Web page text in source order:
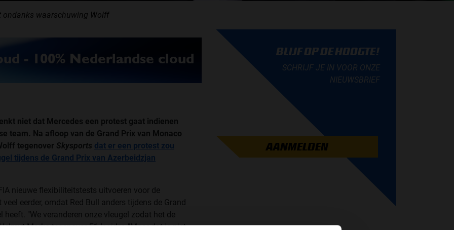
ondanks waarschuwing Wolff
niet dat Mercedes een protest gaat indienen
team. Na afloop van de Grand Prix van Monaco
tegenover Skysports dat er een protest zou
tijdens de Grand Prix van Azerbeidzjan
nieuwe flexibiliteitstests uitvoeren voor de
eerder, omdat Red Bull anders tijdens de Grand
"We veranderen onze vleugel zodat het de
Marko tegenoverF1 Insider. "Maar dat is niet
BLIJF OP DE HOOGTE!
SCHRIJF JE IN VOOR ONZE
NIEUWSBRIEF
AANMELDEN